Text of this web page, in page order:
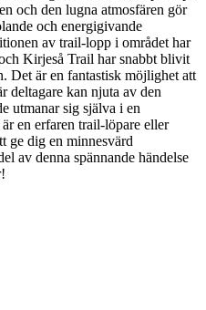
och den lugna atmosfären gör
och energigivande
av trail-lopp i området har
Kirjeså Trail har snabbt blivit
Det är en fantastisk möjlighet att
deltagare kan njuta av den
utmanar sig själva i en
en erfaren trail-löpare eller
ge dig en minnesvärd
av denna spännande händelse